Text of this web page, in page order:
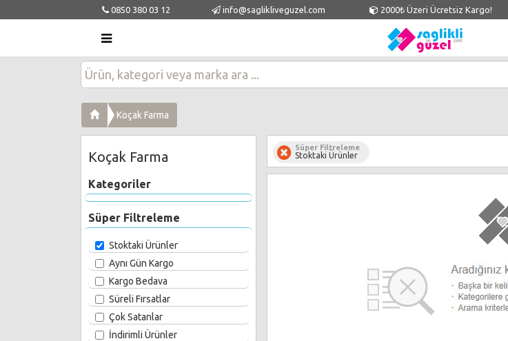
0850 380 03 12 info@saglikliveguzel.com 2000₺ Üzeri Ücretsiz Kargo!
Koçak Farma
Koçak Farma
Kategoriler
Süper Filtreleme
Stoktaki Ürünler
Aynı Gün Kargo
Kargo Bedava
Süreli Fırsatlar
Çok Satanlar
İndirimli Ürünler
Süper Filtreleme
Stoktaki Ürünler